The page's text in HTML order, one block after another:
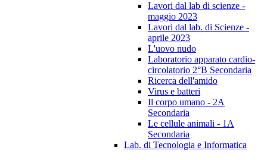
Lavori dal lab di scienze -
maggio 2023
Lavori dal lab. di Scienze -
aprile 2023
L'uovo nudo
Laboratorio apparato cardio-
circolatorio 2°B Secondaria
Ricerca dell'amido
Virus e batteri
Il corpo umano - 2A
Secondaria
Le cellule animali - 1A
Secondaria
Lab. di Tecnologia e Informatica